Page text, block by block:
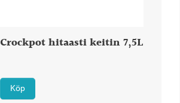
Crockpot hitaasti keitin 7,5L
Köp